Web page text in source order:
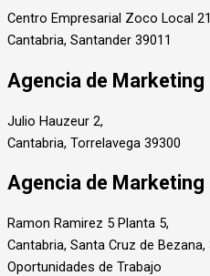
Centro Empresarial Zoco Local
Cantabria, Santander 39011
Agencia de Marketing
Julio Hauzeur 2,
Cantabria, Torrelavega 39300
Agencia de Marketing
Ramon Ramirez 5 Planta 5,
Cantabria, Santa Cruz de Bezana,
Oportunidades de Trabajo